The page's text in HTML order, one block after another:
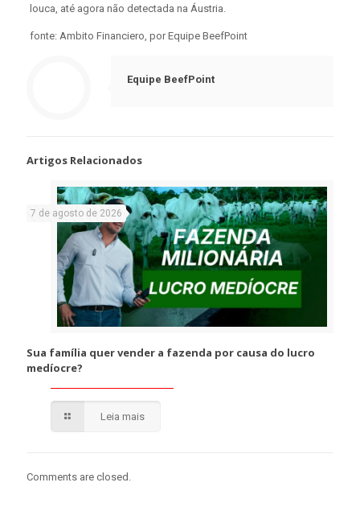
louca, até agora não detectada na Áustria.
fonte: Ambito Financiero, por Equipe BeefPoint
Equipe BeefPoint
Artigos Relacionados
7 de agosto de 2026
Sua família quer vender a fazenda por causa do lucro
medíocre?
Leia mais
Comments are closed.